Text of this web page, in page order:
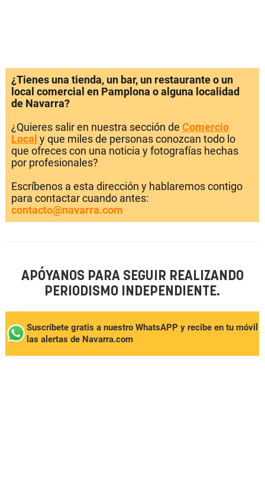
¿Tienes una tienda, un bar, un restaurante o un
local comercial en Pamplona o alguna localidad
de Navarra?
¿Quieres salir en nuestra sección de Comercio
Local y que miles de personas conozcan todo lo
que ofreces con una noticia y fotografías hechas
por profesionales?
Escríbenos a esta dirección y hablaremos contigo
para contactar cuando antes:
contacto@navarra.com
APÓYANOS PARA SEGUIR REALIZANDO
PERIODISMO INDEPENDIENTE.
Suscríbete gratis a nuestro WhatsAPP y recibe en tu móvil
las alertas de Navarra.com